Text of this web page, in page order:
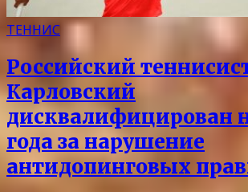
ТЕННИС
Российский
Карловский
дисквалифицирован
года за нарушение
антидопинговых